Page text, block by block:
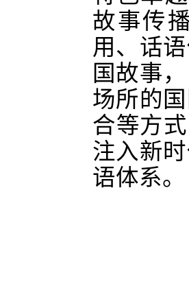
故事传
用、话
国故事
场所的
合等方
注入新
语体系。